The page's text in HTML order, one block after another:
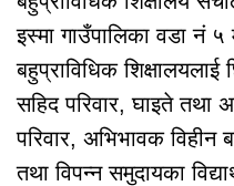
इस्मा गाउँपालिका वडा नं
बहुप्राविधिक शिक्षालयलाई
सहिद परिवार, घाइते तथा
परिवार, अभिभावक विहीन
तथा विपन्न समुदायका